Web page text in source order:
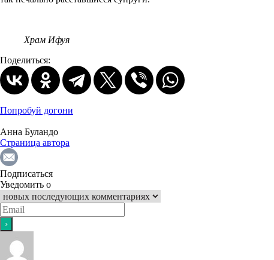
Храм Ифуя
Поделиться:
Попробуй догони
Анна Буландо
Страница автора
Подписаться
Уведомить о